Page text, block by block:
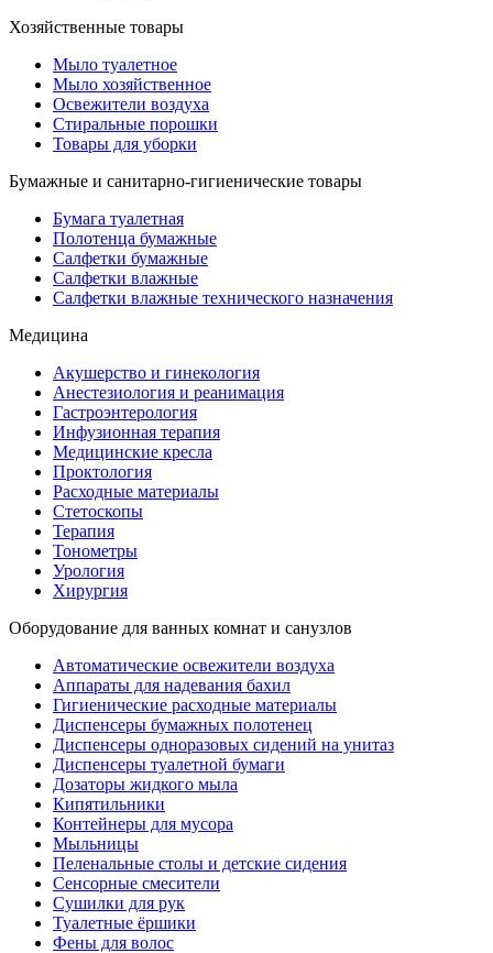
Хозяйственные товары
Мыло туалетное
Мыло хозяйственное
Освежители воздуха
Стиральные порошки
Товары для уборки
Бумажные и санитарно-гигиенические товары
Бумага туалетная
Полотенца бумажные
Салфетки бумажные
Салфетки влажные
Салфетки влажные технического назначения
Медицина
Акушерство и гинекология
Анестезиология и реанимация
Гастроэнтерология
Инфузионная терапия
Медицинские кресла
Проктология
Расходные материалы
Стетоскопы
Терапия
Тонометры
Урология
Хирургия
Оборудование для ванных комнат и санузлов
Автоматические освежители воздуха
Аппараты для надевания бахил
Гигиенические расходные материалы
Диспенсеры бумажных полотенец
Диспенсеры одноразовых сидений на унитаз
Диспенсеры туалетной бумаги
Дозаторы жидкого мыла
Кипятильники
Контейнеры для мусора
Мыльницы
Пеленальные столы и детские сидения
Сенсорные смесители
Сушилки для рук
Туалетные ёршики
Фены для волос